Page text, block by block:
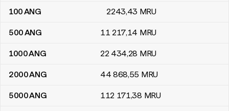
100ANG 2243,43 MRU
500ANG 11 217,14 MRU
1000ANG 22 434,28 MRU
2000ANG 44 868,55 MRU
5000ANG 112 171,38 MRU